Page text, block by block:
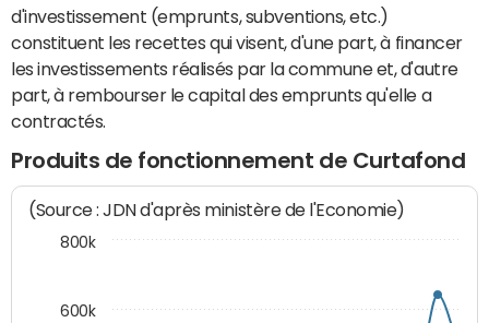
d'investissement (emprunts, subventions, etc.)
constituent les recettes qui visent, d'une part, à financer
les investissements réalisés par la commune et, d'autre
part, à rembourser le capital des emprunts qu'elle a
contractés.
Produits de fonctionnement de Curtafond
(Source : JDN d'après ministère de l'Economie)
600k
800k